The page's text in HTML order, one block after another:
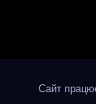
Сайт